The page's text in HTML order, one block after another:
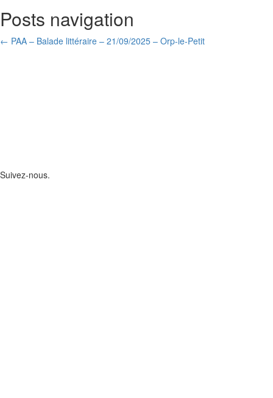
Posts navigation
← PAA – Balade littéraire – 21/09/2025 – Orp-le-Petit
Suivez-nous.